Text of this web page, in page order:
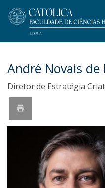
André Novais de
Diretor de Estratégia